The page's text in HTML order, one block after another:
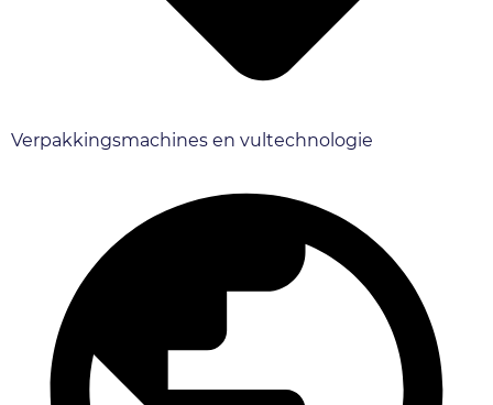
Verpakkingsmachines en vultechnologie